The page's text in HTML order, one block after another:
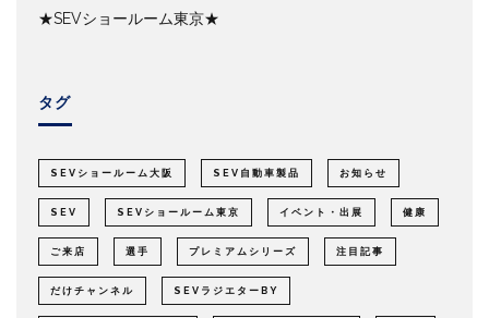
★SEVショールーム東京★
タグ
SEVショールーム大阪 SEV自動車製品 お知らせ
SEV SEVショールーム東京 イベント・出展 健康
ご来店 選手 プレミアムシリーズ 注目記事
だけチャンネル SEVラジエターBY